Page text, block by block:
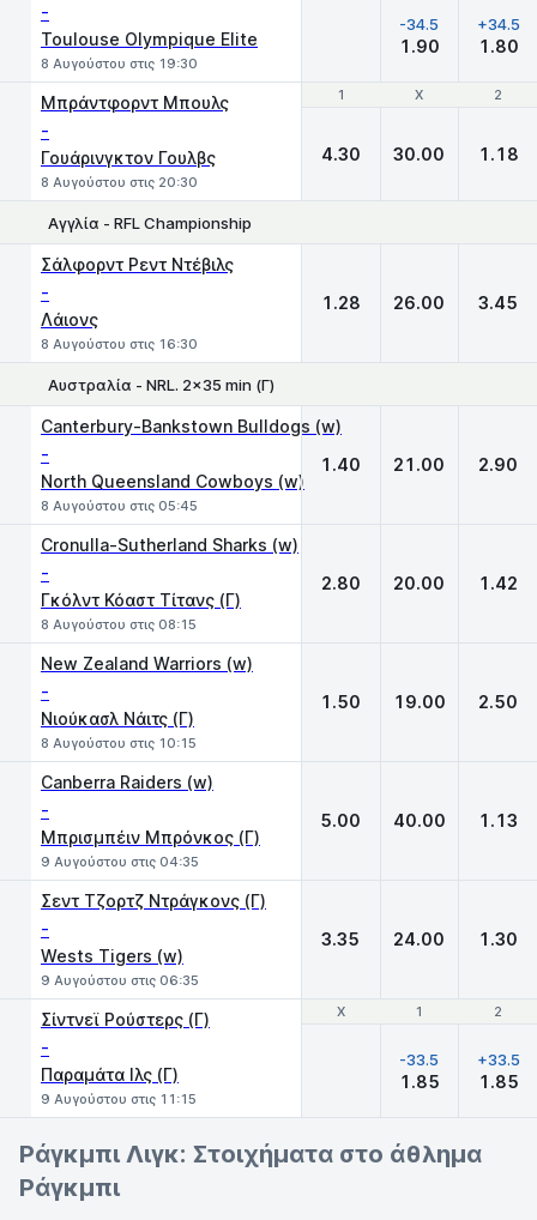
-
Toulouse Olympique Elite
8 Αυγούστου στις 19:30
-34.5
1.90
+34.5
1.80
1 X 2
Μπράντφορντ Μπουλς
-
Γουάρινγκτον Γουλβς
8 Αυγούστου στις 20:30
1 X 2
4.30 30.00 1.18
Αγγλία - RFL Championship
Σάλφορντ Ρεντ Ντέβιλς
-
Λάιονς
8 Αυγούστου στις 16:30
1.28 26.00 3.45
Αυστραλία - NRL. 2x35 min (Γ)
1
Canterbury-Bankstown Bulldogs (w)
-
North Queensland Cowboys (w)
8 Αυγούστου στις 05:45
1.40 21.00 2.90
Cronulla-Sutherland Sharks (w)
-
Γκόλντ Κόαστ Τίτανς (Γ)
8 Αυγούστου στις 08:15
2.80 20.00 1.42
New Zealand Warriors (w)
-
Νιούκασλ Νάιτς (Γ)
8 Αυγούστου στις 10:15
1.50 19.00 2.50
Canberra Raiders (w)
-
Μπρισμπέιν Μπρόνκος (Γ)
9 Αυγούστου στις 04:35
5.00 40.00 1.13
Σεντ Τζορτζ Ντράγκονς (Γ)
-
Wests Tigers (w)
9 Αυγούστου στις 06:35
3.35 24.00 1.30
Χ 1 2
Σίντνεϊ Ρούστερς (Γ)
-
Παραμάτα Iλς (Γ)
9 Αυγούστου στις 11:15
Χ 1 2
-33.5
1.85
+33.5
1.85
Ράγκμπι Λιγκ: Στοιχήματα στο άθλημα
Ράγκμπι